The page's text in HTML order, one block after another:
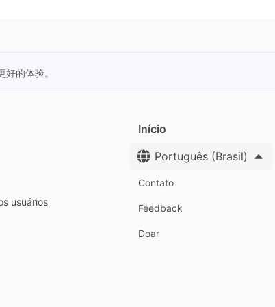
的体验。
usuários
Início
Português (Brasil)
Contato
Feedback
Doar